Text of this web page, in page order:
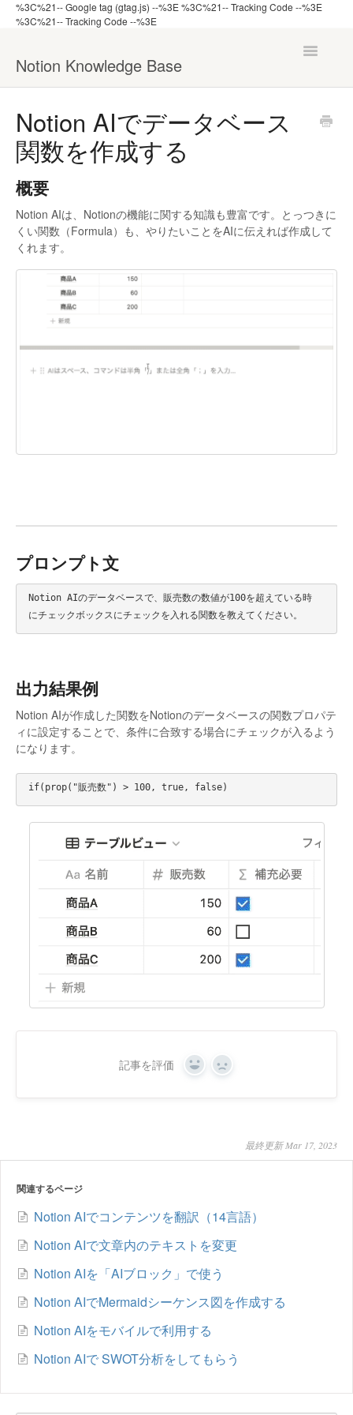
%3C%21-- Google tag (gtag.js) --%3E%3C%21-- Tracking Code --%3E
%3C%21-- Tracking Code --%3E
Notion Knowledge Base
Toggle
機能から探す
Notion AIでデータベース
関数を作成する
概要
Notion AIは、Notionの機能に関する知識も豊富です。とっつきに
くい関数（Formula）も、やりたいことをAIに伝えれば作成して
くれます。
プロンプト文
Notion AIのデータベースで、販売数の数値が100を超えている時
にチェックボックスにチェックを入れる関数を教えてください。
出力結果例
Notion AIが作成した関数をNotionのデータベースの関数プロパテ
ィに設定することで、条件に合致する場合にチェックが入るよう
になります。
if(prop("販売数") > 100, true, false)
記事を評価 Yes No
最終更新 Mar 17, 2023
関連するページ
Notion AIでコンテンツを翻訳（14言語）
Notion AIで文章内のテキストを変更
Notion AIを「AIブロック」で使う
Notion AIでMermaidシーケンス図を作成する
Notion AIをモバイルで利用する
Notion AIで SWOT分析をしてもらう